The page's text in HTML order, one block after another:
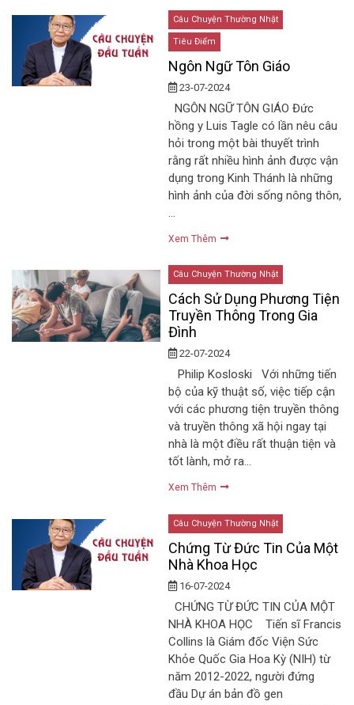
Câu Chuyện Thường Nhật
Tiêu Điểm
Ngôn Ngữ Tôn Giáo
23-07-2024
NGÔN NGỮ TÔN GIÁO Đức
hồng y Luis Tagle có lần nêu câu
hỏi trong một bài thuyết trình
rằng rất nhiều hình ảnh được vận
dụng trong Kinh Thánh là những
hình ảnh của đời sống nông thôn,
…
Xem Thêm
Câu Chuyện Thường Nhật
Cách Sử Dụng Phương Tiện
Truyền Thông Trong Gia
Đình
22-07-2024
Philip Kosloski Với những tiến
bộ của kỹ thuật số, việc tiếp cận
với các phương tiện truyền thông
và truyền thông xã hội ngay tại
nhà là một điều rất thuận tiện và
tốt lành, mở ra…
Xem Thêm
Câu Chuyện Thường Nhật
Chứng Từ Đức Tin Của Một
Nhà Khoa Học
16-07-2024
CHỨNG TỪ ĐỨC TIN CỦA MỘT
NHÀ KHOA HỌC Tiến sĩ Francis
Collins là Giám đốc Viện Sức
Khỏe Quốc Gia Hoa Kỳ (NIH) từ
năm 2012-2022, người đứng
đầu Dự án bản đồ gen